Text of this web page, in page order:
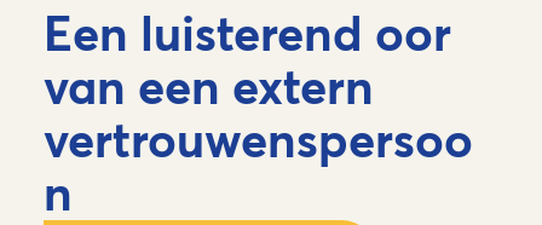
Een luisterend oor
van een extern
vertrouwenspersoo
n